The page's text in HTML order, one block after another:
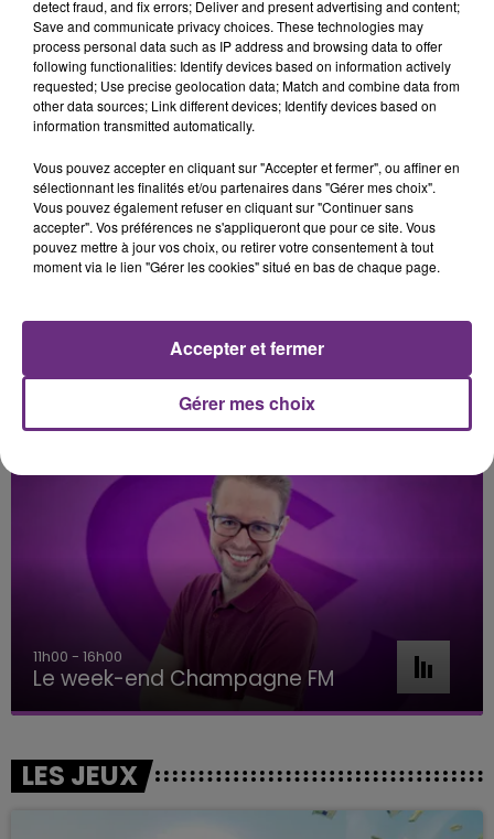
JENNIFER LOPEZ & DAVID GUETTA
Save Me Tonight
TEDDY SWIMS
The Door
12h50
12h50
AMBRE
J'me Demande
12h48
12h48
P!NK
Can We Pretend
A L'ANTENNE
11h00 - 16h00
Le week-end Champagne FM
LES JEUX
detect fraud, and fix errors; Deliver and present advertising and content;
Save and communicate privacy choices. These technologies may
process personal data such as IP address and browsing data to offer
following functionalities: Identify devices based on information actively
requested; Use precise geolocation data; Match and combine data from
other data sources; Link different devices; Identify devices based on
information transmitted automatically.
Vous pouvez accepter en cliquant sur "Accepter et fermer", ou affiner en
sélectionnant les finalités et/ou partenaires dans "Gérer mes choix".
Vous pouvez également refuser en cliquant sur "Continuer sans
accepter". Vos préférences ne s'appliqueront que pour ce site. Vous
pouvez mettre à jour vos choix, ou retirer votre consentement à tout
moment via le lien "Gérer les cookies" situé en bas de chaque page.
Gérer mes choix
Accepter et fermer